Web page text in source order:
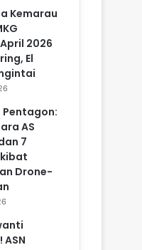
Kemarau
2026
El
Pentagon:
AS
7
Drone-
ASN